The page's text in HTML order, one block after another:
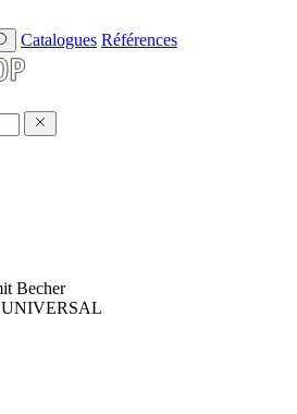
Catalogues Références
UNIVERSAL